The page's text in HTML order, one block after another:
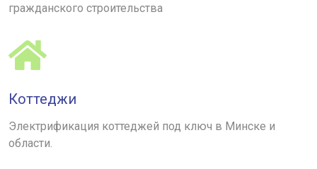
гражданского строительства
Коттеджи
Электрификация коттеджей под ключ в Минске и
области.